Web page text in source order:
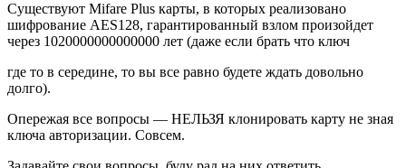
Существуют Mifare Plus карты, в которых реализовано
шифрование AES128, гарантированный взлом произойдет
через 1020000000000000 лет (даже если брать что ключ
где то в середине, то вы все равно будете ждать довольно
долго).
Опережая все вопросы — НЕЛЬЗЯ клонировать карту не зная
ключа авторизации. Совсем.